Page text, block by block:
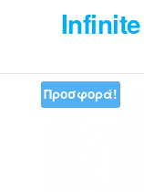
content
Προσφορά!